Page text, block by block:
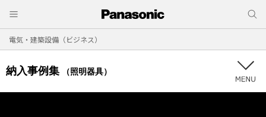
電気・建築設備（ビジネス）
納入事例集 （照明器具）